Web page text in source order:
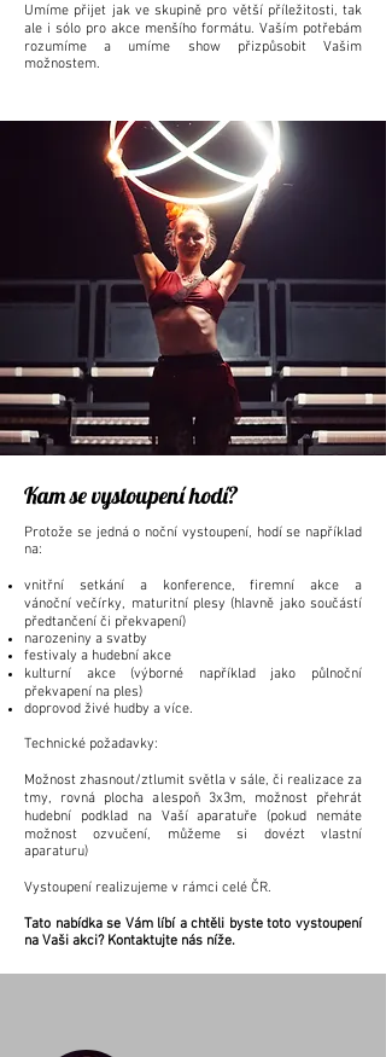
Umíme přijet jak ve skupině pro větší příležitosti, tak
ale i sólo pro akce menšího formátu. Vaším potřebám
rozumíme a umíme show přizpůsobit Vašim
možnostem.
Kam se vystoupení hodí?
Protože se jedná o noční vystoupení, hodí se například
na:
vnitřní setkání a konference,firemní akce a
vánočnívečírky, maturitní plesy (hlavně jako součástí
předtančení či překvapení)
narozeniny a svatby
festivaly a hudební akce
kulturní akce (výborné například jako půlnoční
překvapení na ples)
doprovod živé hudby a více.
Technické požadavky:
Možnost zhasnout/ztlumit světla v sále, či realizace za
tmy, rovná plocha alespoň 3x3m, možnost přehrát
hudební podklad na Vaší aparatuře (pokud nemáte
možnost ozvučení, můžeme si dovézt vlastní
aparaturu)
Vystoupení realizujeme v rámci celé ČR.
Tato nabídka se Vám líbí a chtěli byste toto vystoupení
na Vaši akci? Kontaktujte nás níže.